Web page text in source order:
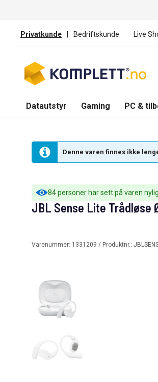
Privatkunde | Bedriftskunde Live
Datautstyr Gaming PC &
Denne varen finnes ikke
84 personer har sett på varen nylig
JBL Sense Lite Trådløse
Varenummer: 1331209 / Produktnr.: